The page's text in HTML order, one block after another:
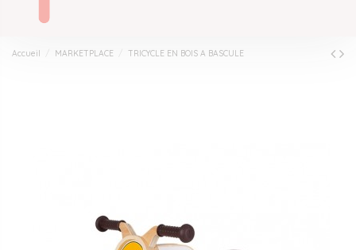
Accueil MARKETPLACE TRICYCLE EN BOIS A BASCULE